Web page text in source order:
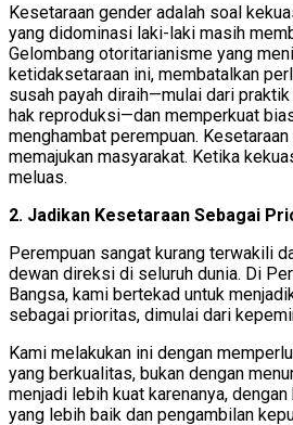
Kesetaraan gender adalah soal
yang didominasi laki-laki masih
Gelombang otoritarianisme yang
ketidaksetaraan ini, membatalkan
susah payah diraih—mulai dari
hak reproduksi—dan memperkuat
menghambat perempuan.
memajukan masyarakat. Ketika
meluas.
2. Jadikan Kesetaraan Sebagai
Perempuan sangat kurang terwakili
dewan direksi di seluruh dunia. Di
Bangsa, kami bertekad untuk
sebagai prioritas, dimulai dari
Kami melakukan ini dengan
yang berkualitas, bukan dengan
menjadi lebih kuat karenanya,
yang lebih baik dan pengambilan